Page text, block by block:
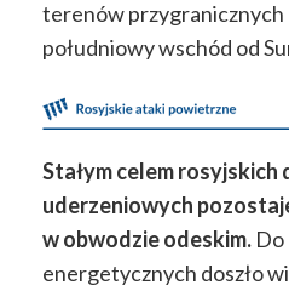
terenów przygranicznych
południowy wschód od
Stałym celem rosyjskich
uderzeniowych
w obwodzie odeskim.
energetycznych doszło